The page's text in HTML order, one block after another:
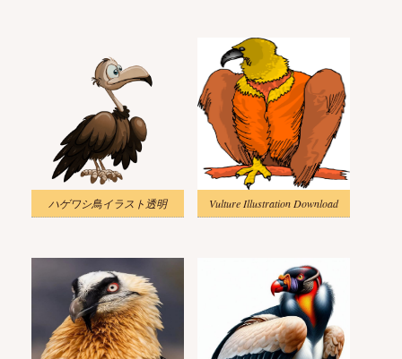
ハゲワシ鳥イラスト透明 Vulture Illustration Download